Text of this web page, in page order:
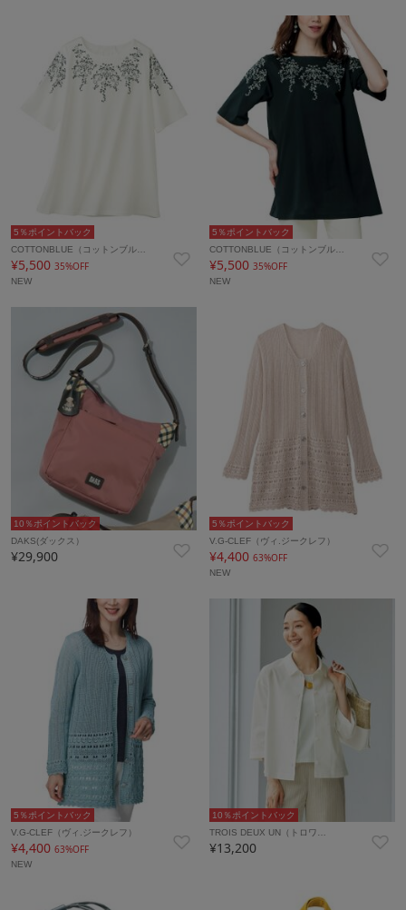
5％ポイントバック
COTTONBLUE（コットンブル…
¥5,500 35%OFF
NEW
5％ポイントバック
COTTONBLUE（コットンブル…
¥5,50035%OFF
NEW
10％ポイントバック
DAKS(ダックス）
¥29,900
5％ポイントバック
V.G-CLEF（ヴィ.ジークレフ）
¥4,40063%OFF
NEW
5％ポイントバック
V.G-CLEF（ヴィ.ジークレフ）
¥4,400 63%OFF
NEW
10％ポイントバック
TROIS DEUX UN（トロワ…
¥13,200